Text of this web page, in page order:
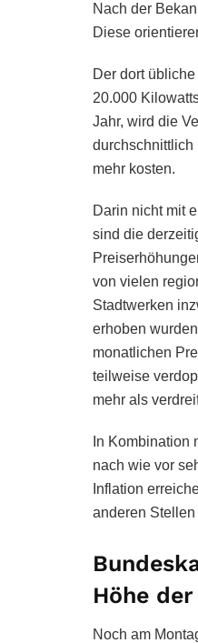
Nach der
Diese
Der dort
20.000
Jahr, wird die
durchschnittlich
mehr kosten.
Darin nicht mit
sind die
von vielen
Stadtwerken
erhoben
monatlichen
teilweise
mehr als
In Kombination
nach wie vor
Inflation
anderen
Höhe
Noch am